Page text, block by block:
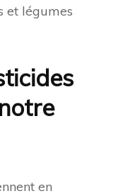
et légumes
en